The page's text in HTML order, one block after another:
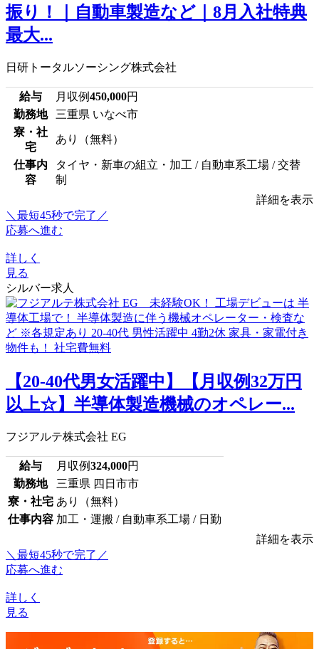
振り！｜自動車製造など｜8月入社特典
最大...
日研トータルソーシング株式会社
給与 月収例450,000円
勤務地
三重県 いなべ市
寮・社
宅
あり（無料）
仕事内
容
タイヤ・新車の組立・加工 / 自動車系工場 / 交替
制
詳細を表示
＼最短45秒で完了／
応募へ進む
詳しく
見る
シルバー求人
【20-40代男女活躍中】【月収例32万円
以上☆】半導体製造機械のオペレー...
フジアルテ株式会社 EG
給与 月収例324,000円
勤務地
三重県 四日市市
寮・社宅 あり（無料）
仕事内容 加工・運搬 / 自動車系工場 / 日勤
詳細を表示
＼最短45秒で完了／
応募へ進む
詳しく
見る